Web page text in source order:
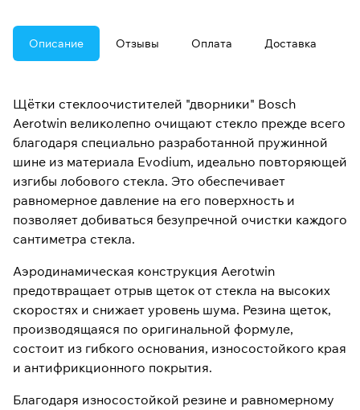
Описание Отзывы Оплата Доставка
Щётки стеклоочистителей "дворники" Bosch
Aerotwin великолепно очищают стекло прежде всего
благодаря специально разработанной пружинной
шине из материала Evodium, идеально повторяющей
изгибы лобового стекла. Это обеспечивает
равномерное давление на его поверхность и
позволяет добиваться безупречной очистки каждого
сантиметра стекла.
Аэродинамическая конструкция Aerotwin
предотвращает отрыв щеток от стекла на высоких
скоростях и снижает уровень шума. Резина щеток,
производящаяся по оригинальной формуле,
состоит из гибкого основания, износостойкого края
и антифрикционного покрытия.
Благодаря износостойкой резине и равномерному